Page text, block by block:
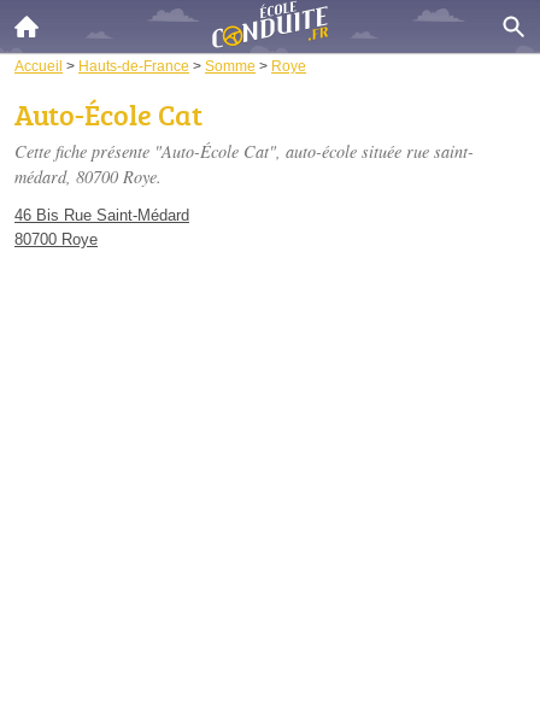
Accueil > Hauts-de-France > Somme > Roye
Auto-École Cat
Cette fiche présente "Auto-École Cat", auto-école située rue saint-
médard, 80700 Roye.
46 Bis Rue Saint-Médard
80700 Roye